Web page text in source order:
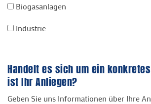
Biogasanlagen
Industrie
Handelt es sich um ein
ist Ihr Anliegen?
Geben Sie uns Informationen über Ihre